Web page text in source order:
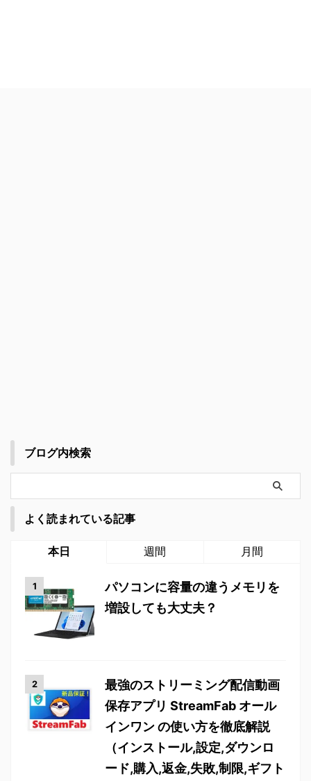
ブログ内検索
よく読まれている記事
本日 週間 月間
パソコンに容量の違うメモリを
増設しても大丈夫？
最強のストリーミング配信動画
保存アプリ StreamFab オール
インワン の使い方を徹底解説
（インストール,設定,ダウンロ
ード,購入,返金,失敗,制限,ギフト